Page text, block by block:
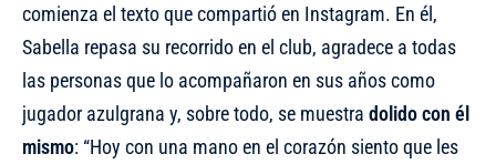
comienza el texto que compartió en Instagram. En él,
Sabella repasa su recorrido en el club, agradece a todas
las personas que lo acompañaron en sus años como
jugador azulgrana y, sobre todo, se muestra dolido con él
mismo: “Hoy con una mano en el corazón siento que les